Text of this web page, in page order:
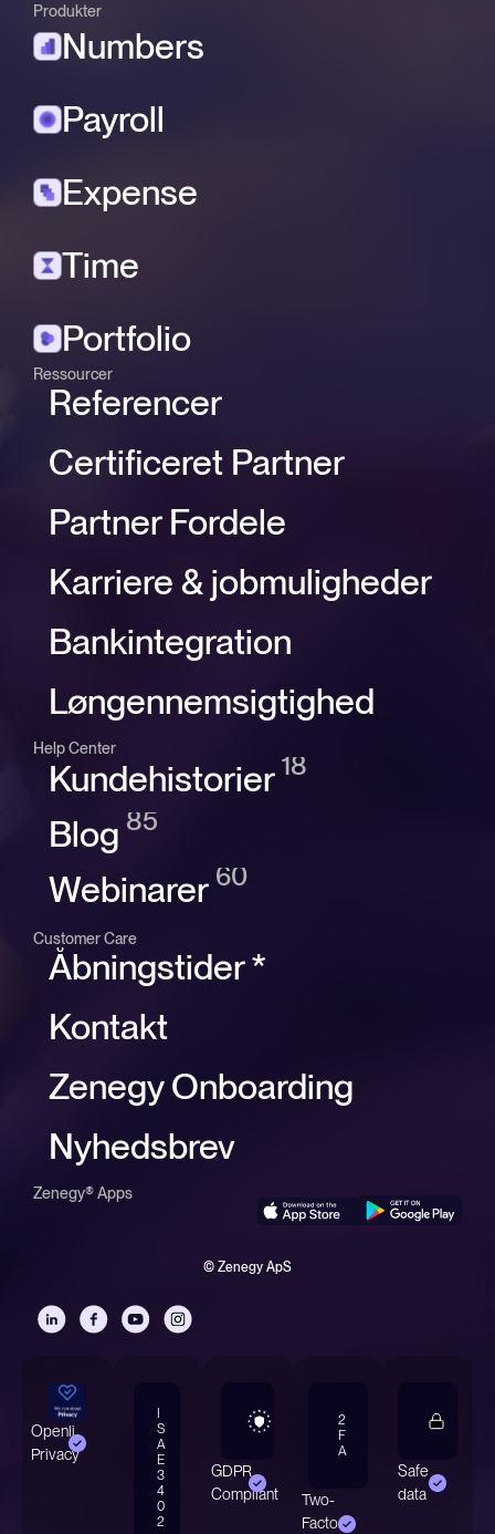
Produkter
Numbers
Payroll
Expense
Time
Portfolio
Ressourcer
Referencer
Certificeret Partner
Partner Fordele
Karriere & jobmuligheder
Bankintegration
Løngennemsigtighed
Help Center
Kundehistorier 18
Blog 85
Webinarer 60
Customer Care
Åbningstider *
Kontakt
Zenegy Onboarding
Nyhedsbrev
Zenegy® Apps
© Zenegy ApS
Openli
Privacy
S
A
E
3
4
0
2
GDPR
Compliant
2
F
A
Two-
Factor
Safe
data